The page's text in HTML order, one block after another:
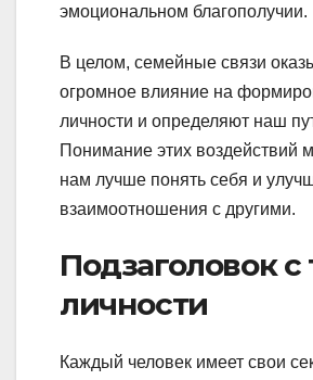
эмоциональном благополучии.
В целом, семейные связи
огромное влияние на
личности и определяют наш
Понимание этих воздействий
нам лучше понять себя и
взаимоотношения с другими.
Подзаголовок с
личности
Каждый человек имеет свои